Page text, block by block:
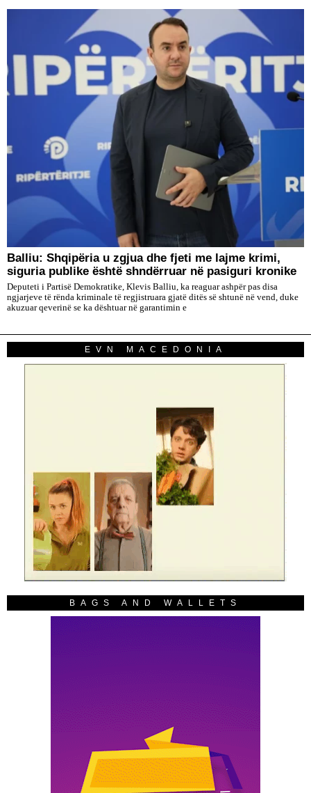
Balliu: Shqipëria u zgjua dhe fjeti me lajme krimi,
siguria publike është shndërruar në pasiguri kronike
Deputeti i Partisë Demokratike, Klevis Balliu, ka reaguar ashpër pas disa
ngjarjeve të rënda kriminale të regjistruara gjatë ditës së shtunë në vend, duke
akuzuar qeverinë se ka dështuar në garantimin e
EVN MACEDONIA
BAGS AND WALLETS